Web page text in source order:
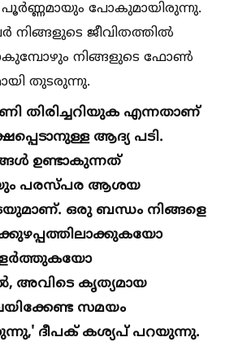
പോകുമായിരുന്നു.
ജീവിതത്തില്‍
നിങ്ങളുടെ ഫോണ്‍
തുടരുന്നു.
തിരിച്ചറിയുക എന്നതാണ്
ആദ്യ പടി.
ഉണ്ടാകുന്നത്
പരസ്പര ആശയ
ഒരു ബന്ധം നിങ്ങളെ
അവിടെ കൃത്യമായ
സമയം
ദീപക് കശ്യപ് പറയുന്നു.